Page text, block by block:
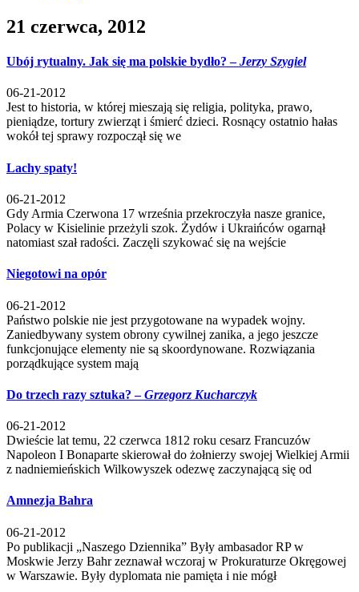
21 czerwca, 2012
Ubój rytualny. Jak się ma polskie bydło? –Jerzy Szygiel
06-21-2012
Jest to historia, w której mieszają się religia, polityka, prawo,
pieniądze, tortury zwierząt i śmierć dzieci. Rosnący ostatnio hałas
wokół tej sprawy rozpoczął się we
Lachy spaty!
06-21-2012
Gdy Armia Czerwona 17 września przekroczyła nasze granice,
Polacy w Kisielinie przeżyli szok. Żydów i Ukraińców ogarnął
natomiast szał radości. Zaczęli szykować się na wejście
Niegotowi na opór
06-21-2012
Państwo polskie nie jest przygotowane na wypadek wojny.
Zaniedbywany system obrony cywilnej zanika, a jego jeszcze
funkcjonujące elementy nie są skoordynowane. Rozwiązania
porządkujące system mają
Do trzech razy sztuka? –Grzegorz Kucharczyk
06-21-2012
Dwieście lat temu, 22 czerwca 1812 roku cesarz Francuzów
Napoleon I Bonaparte skierował do żołnierzy swojej Wielkiej Armii
z nadniemieńskich Wilkowyszek odezwę zaczynającą się od
Amnezja Bahra
06-21-2012
Po publikacji „Naszego Dziennika” Były ambasador RP w
Moskwie Jerzy Bahr zeznawał wczoraj w Prokuraturze Okręgowej
w Warszawie. Były dyplomata nie pamięta i nie mógł